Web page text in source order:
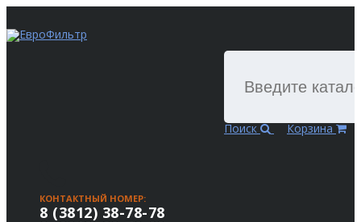
Поиск Корзина
КОНТАКТНЫЙ НОМЕР:
8 (3812) 38-78-78